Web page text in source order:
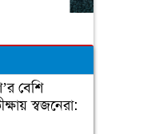
বেশি
স্বজনেরা: